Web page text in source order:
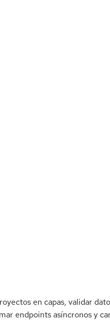
en capas, validar
endpoints asíncronos y